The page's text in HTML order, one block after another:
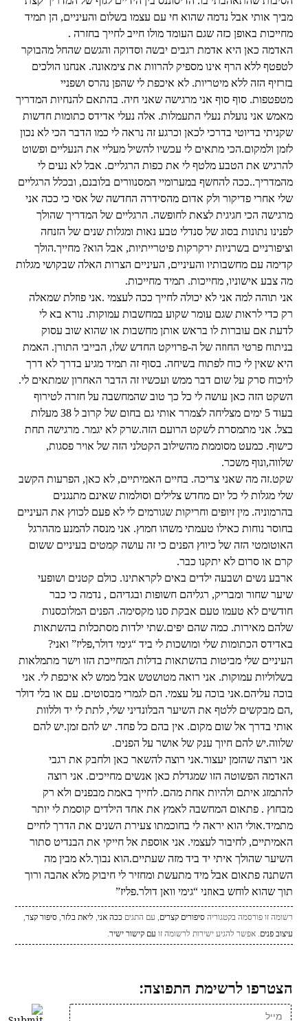
מביך אותי אבל נדמה שהוא חי עם עצמו בשלום והעיניים, הן תמיד
מחייכות באופן כזה שגם העומד מולו חייב לחייך בחזרה .
האדמה כאן היא אדמת רגבים יבשה וסדוקה והגשם שהחל מהבוקר
לטפטף ללא הרף אינו מספיק להרוות את צימאונה. אנחנו הולכים
בזרזיף הזה ללא מיטריות. לא איכפת לי שהפן נהרס ושפניי
מטפטפות. סוף סוף אני מרגישה שאני חיה. בהתאם להנחיות המדריך
מאמש אני נועלת נעלי התעמלות. אלה נעלי אדידס כתומות חדשות
שקניתי בדיוטי בדרכי לכאן וכרגע זה נראה לי כמו הדבר הכי לא נכון
לזמן ולמקום.הכי מתאים לי עכשיו להשיל מעליי את הנעליים ופשוט
להרגיש את הטבע מלטף לי את כפות הרגליים. אבל לא נעים לי
מהמדריך..ככה להחשף במערומיי המסנוורים בלובנם, ובכלל הרגליים
שלי אחרי פדיקור ולק אדום מהסידרה החדשה של אסי כי ככה אני
מרגישה הכי חגיגית לצאת לחופשה. הרגליים של המדריך שהולך
לפנינו נתונות בסוג של סנדלי טבע נאות ומגלות שנים של הזנחה
וציפורניים בשרניות ירקרקות פיטרייתיות, אבל הוא? מחייך.הולך
קדימה עם מחשבותיו והעיניים, העיניים הצרות האלה שבקושי מגלות
מה צבע אישוניו, מחייכות. תמיד מחייכות.
אני תוהה למה אני לא יכולה לחייך ככה לעצמי .אני פוזלת שמאלה
רק כדי לראות שגם עומר שקוע במחשבות עמוקות. נורא בא לי
לדעת אם עוברות לו בראש אותן מחשבות או שהוא שוב עסוק
בניתוח פרטי החוזה של ה-פרויקט החדש שלו, הבייבי התורן. האמת
היא שאין לי כוח לפתוח בשיחה. בסוף זה תמיד מגיע בדרך לא דרך
לויכוח סרק על שום דבר ממש ועכשיו זה הדבר האחרון שמתאים לי.
השקט הזה כאן עושה לי כל כך טוב שהמחשבה על חזרה לטירוף
בעוד 5 ימים מצליחה לצמרר אותי גם בחום של קרוב ל 38 מעלות
בצל. אני מתמסרת לשקט הרועם הזה.שרק לא יגמר. מרגישה תחת
כישוף. כמעט מסוממת מהשילוב הקטלני הזה של אויר פסגות,
שלווה,ונוף משכר.
שקט.זה מה שאני צריכה. בחיים האמיתיים, לא כאן, הפרעות הקשב
שלי מגלות לי כל יום מחדש צלילים וסולמות שאינם מתנגנים
בהרמוניה. מין זיופים וחריקות שגורמים לי לא פעם לכווץ את העיניים
בחוסר נוחות כאילו טעמתי משהו חמוץ. אני מנסה להמנע מההרגל
האוטומטי הזה של כיווץ הפנים כי זה עושה קמטים בעיניים ששום
קרם או סרום לא יתקנו כבר.
ארבע נשים ושבעה ילדים באים לקראתינו. כולם קטנים ושופעי
שיער שחור ומבריק, רגליהם חשופות ובגדיהם , נדמה כי כבר
חודשים לא טעמו טעם אבקת סנו מקסימה. הפנים המלוכסנות
שלהם מאירות. כמה שהם יפים.שתי ילדות מסתכלות בהשתאות
באדידס הכתומות שלי ומושכות לי ביד “גימי דולר,פליז” ואני?
העיניים שלי מביטות בהשתאות בדלות המחייכת הזו וישר מתמלאות
בשלוליות עמוקות. אני רואה מטושטש אבל ממש לא איכפת לי. אני
בוכה עליהם.אני בוכה על עצמי. הם לגמרי מבסוטים. עם או בלי דולר
,הם מבקשים ללטף את השיער הבלונדיני שלי, לתת לי יד וללוות
אותי בדרך אל שום מקום. אין בהם כל פחד. יש להם זמן.יש להם
שלווה.יש להם חיוך ענק של אושר על הפנים.
אני רוצה שהזמן יעצור.אני רוצה להשאר כאן ולחבק את רגבי
האדמה הפשוטה הזו שמגדלת כאן אנשים מחייכים. אני רוצה
להתמזג איתם ולהיות אחת מהם. לחייך באמת מבפנים ולא רק
מבחוץ . פתאום המחשבה לאמץ את אחד הילדים קוסמת לי יותר
מתמיד.אולי הוא יראה לי בחוכמתו צעירת השנים את הדרך לחיים
האמיתיים, לחיבור לעצמי. אני אוספת אל חייקי את הבנדיט סתור
השיער שהולך איתי יד ביד מזה שעתיים.הוא נבוך.לא מבין מה
השתנה פתאום אבל מיד מתעשת ומחזיר לי חיבוק מלא אהבה ורוך
תוך שהוא לוחש באוזני “גימי וואן דולר.פליז”
רשומה זו פורסמה בקטגוריהסיפורים קצרים , עם התגיםככה אני ליאת בלזר ,סיפור קצר
עיצוב פנים . אפשר להגיע ישירות לרשומה זו עם קישור ישיר
הצטרפו לרשימת התפוצה: